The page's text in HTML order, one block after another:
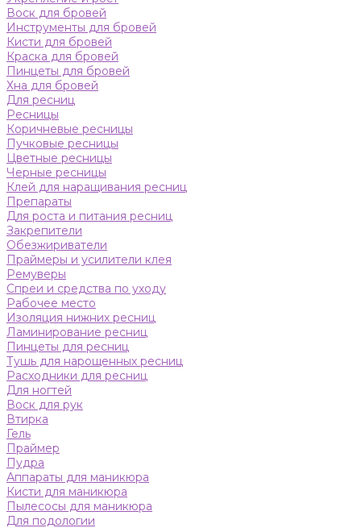
Воск для бровей
Инструменты для бровей
Кисти для бровей
Краска для бровей
Пинцеты для бровей
Хна для бровей
Для ресниц
Ресницы
Коричневые ресницы
Пучковые ресницы
Цветные ресницы
Черные ресницы
Клей для наращивания ресниц
Препараты
Для роста и питания ресниц
Закрепители
Обезжириватели
Праймеры и усилители клея
Ремуверы
Спреи и средства по уходу
Рабочее место
Изоляция нижних ресниц
Ламинирование ресниц
Пинцеты для ресниц
Тушь для нарощенных ресниц
Расходники для ресниц
Для ногтей
Воск для рук
Втирка
Гель
Праймер
Пудра
Аппараты для маникюра
Кисти для маникюра
Пылесосы для маникюра
Для подологии